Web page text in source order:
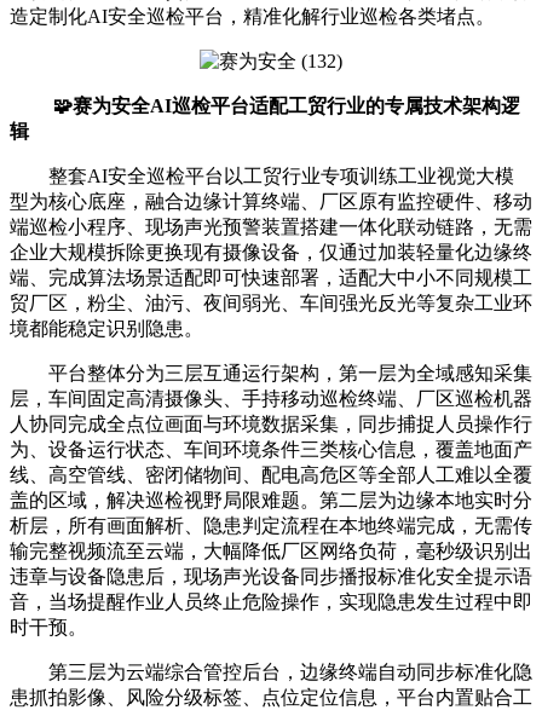
造定制化AI安全巡检平台，精准化解行业巡检各类堵点。
🧩赛为安全AI巡检平台适配工贸行业的专属技术架构逻
辑
整套AI安全巡检平台以工贸行业专项训练工业视觉大模
型为核心底座，融合边缘计算终端、厂区原有监控硬件、移动
端巡检小程序、现场声光预警装置搭建一体化联动链路，无需
企业大规模拆除更换现有摄像设备，仅通过加装轻量化边缘终
端、完成算法场景适配即可快速部署，适配大中小不同规模工
贸厂区，粉尘、油污、夜间弱光、车间强光反光等复杂工业环
境都能稳定识别隐患。
平台整体分为三层互通运行架构，第一层为全域感知采集
层，车间固定高清摄像头、手持移动巡检终端、厂区巡检机器
人协同完成全点位画面与环境数据采集，同步捕捉人员操作行
为、设备运行状态、车间环境条件三类核心信息，覆盖地面产
线、高空管线、密闭储物间、配电高危区等全部人工难以全覆
盖的区域，解决巡检视野局限难题。第二层为边缘本地实时分
析层，所有画面解析、隐患判定流程在本地终端完成，无需传
输完整视频流至云端，大幅降低厂区网络负荷，毫秒级识别出
违章与设备隐患后，现场声光设备同步播报标准化安全提示语
音，当场提醒作业人员终止危险操作，实现隐患发生过程中即
时干预。
第三层为云端综合管控后台，边缘终端自动同步标准化隐
患抓拍影像、风险分级标签、点位定位信息，平台内置贴合工